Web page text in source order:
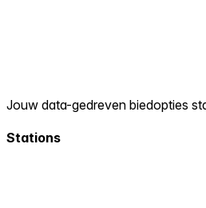
Jouw data-gedreven biedopties
Stations